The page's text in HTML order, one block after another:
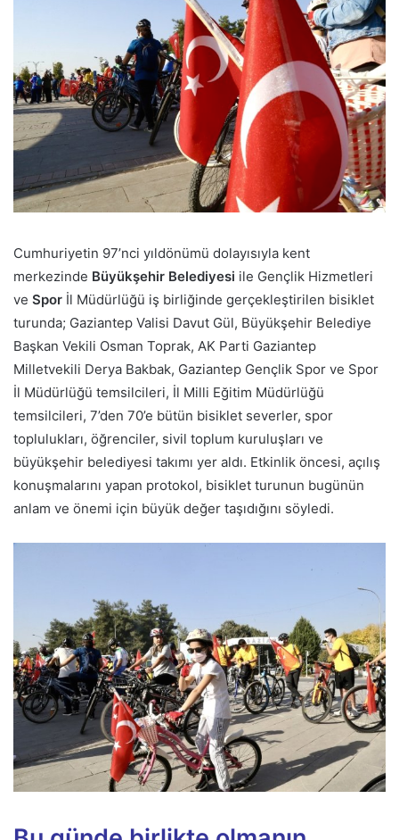
Cumhuriyetin 97’nci yıldönümü dolayısıyla kent
merkezinde Büyükşehir Belediyesi ile Gençlik Hizmetleri
ve Spor İl Müdürlüğü iş birliğinde gerçekleştirilen bisiklet
turunda; Gaziantep Valisi Davut Gül, Büyükşehir Belediye
Başkan Vekili Osman Toprak, AK Parti Gaziantep
Milletvekili Derya Bakbak, Gaziantep Gençlik Spor ve Spor
İl Müdürlüğü temsilcileri, İl Milli Eğitim Müdürlüğü
temsilcileri, 7’den 70’e bütün bisiklet severler, spor
toplulukları, öğrenciler, sivil toplum kuruluşları ve
büyükşehir belediyesi takımı yer aldı. Etkinlik öncesi, açılış
konuşmalarını yapan protokol, bisiklet turunun bugünün
anlam ve önemi için büyük değer taşıdığını söyledi.